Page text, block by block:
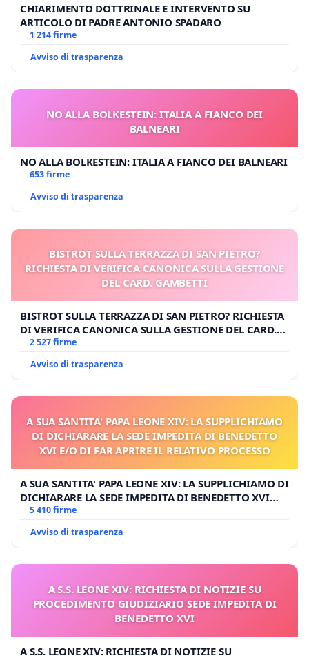
CHIARIMENTO DOTTRINALE E INTERVENTO SU
ARTICOLO DI PADRE ANTONIO SPADARO
1 214 firme
Avviso di trasparenza
NO ALLA BOLKESTEIN: ITALIA A FIANCO DEI
BALNEARI
NO ALLA BOLKESTEIN: ITALIA A FIANCO DEI BALNEARI
653 firme
Avviso di trasparenza
BISTROT SULLA TERRAZZA DI SAN PIETRO?
RICHIESTA DI VERIFICA CANONICA SULLA GESTIONE
DEL CARD. GAMBETTI
BISTROT SULLA TERRAZZA DI SAN PIETRO? RICHIESTA
DI VERIFICA CANONICA SULLA GESTIONE DEL CARD.
GAMBETTI
2 527 firme
Avviso di trasparenza
A SUA SANTITA' PAPA LEONE XIV: LA SUPPLICHIAMO
DI DICHIARARE LA SEDE IMPEDITA DI BENEDETTO
XVI E/O DI FAR APRIRE IL RELATIVO PROCESSO
A SUA SANTITA' PAPA LEONE XIV: LA SUPPLICHIAMO DI
DICHIARARE LA SEDE IMPEDITA DI BENEDETTO XVI
E/O DI FAR APRIRE IL RELATIVO PROCESSO
5 410 firme
Avviso di trasparenza
A S.S. LEONE XIV: RICHIESTA DI NOTIZIE SU
PROCEDIMENTO GIUDIZIARIO SEDE IMPEDITA DI
BENEDETTO XVI
A S.S. LEONE XIV: RICHIESTA DI NOTIZIE SU